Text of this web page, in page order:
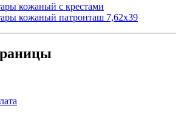
кожаный с крестами
кожаный патронташ 7,62x39